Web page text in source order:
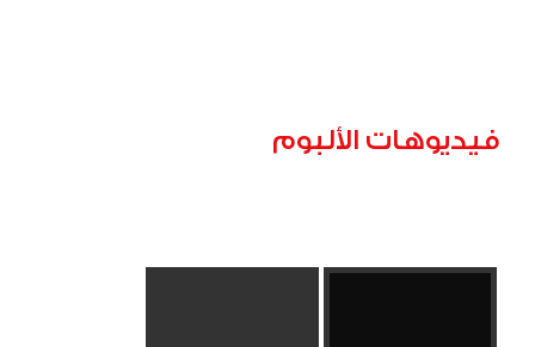
فيديوهات الألبوم